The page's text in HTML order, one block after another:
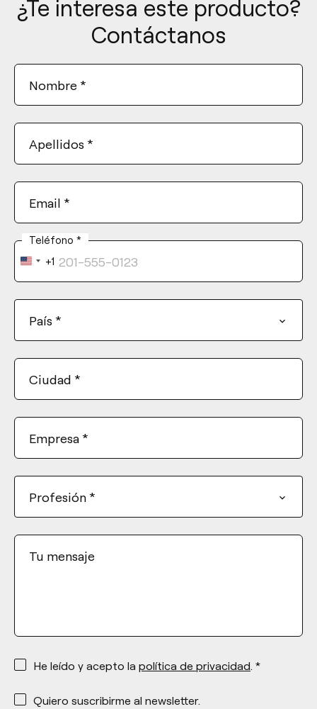
¿Te interesa este producto?
Contáctanos
Nombre *
Apellidos *
Email *
Teléfono *
United
States
+1
País *
Ciudad *
Empresa *
Profesión *
Tu mensaje
*
He leído y acepto la política de privacidad. *
*
Quiero suscribirme al newsletter.